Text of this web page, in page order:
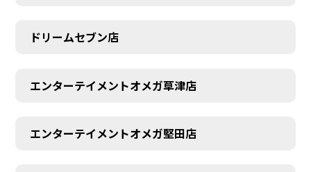
ドリームセブン店
エンターテイメントオメガ草津店
エンターテイメントオメガ堅田店